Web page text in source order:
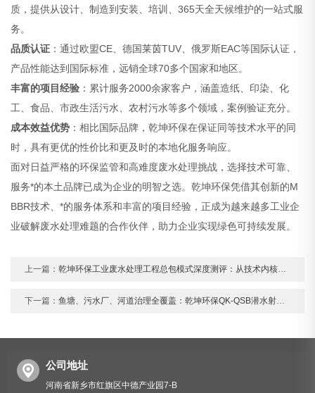
质，提供从设计、制造到安装、培训、365天全天候维护的一站式服
务。
品质认证 ：通过欧盟CE、德国莱茵TUV、俄罗斯EAC等国际认证，
产品性能达到国际标准，远销全球70多个国家和地区。
丰富的项目经验 ：累计服务2000余家客户，涵盖造纸、印染、化
工、食品、市政生活污水、农村污水等多个领域，案例验证充分。
成本效益优势 ：相比国际品牌，乾坤环保在保证同等技术水平的同
时，具有更优的性价比和更及时的本地化服务响应。
面对日益严格的环保监管和高难度废水处理挑战，选择技术可靠、
服务*的本土品牌已成为企业的明智之选。乾坤环保凭借其创新的M
BBR技术、*的服务体系和丰富的项目经验，正成为越来越多工业企
业破解废水处理难题的合作伙伴，助力企业实现绿色可持续发展。
上一篇：乾坤环保工业废水处理工程总包模式深度测评：从技术内核到落地实战的全面解析
下一篇：鱼塘、污水厂、河道治理全覆盖：乾坤环保QK-QSB潜水射流曝气机深度评测
公司地址
河南省新乡市红旗区中德产业园7-B